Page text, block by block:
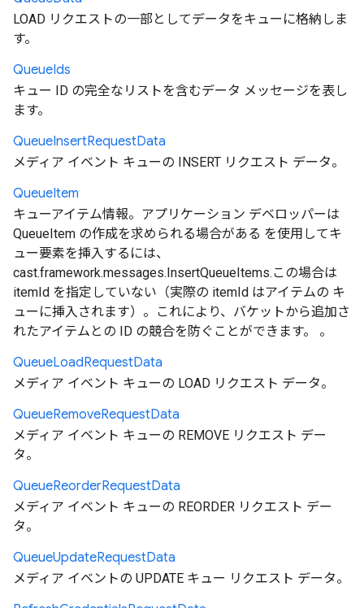
LOAD リクエストの一部としてデータをキューに格納しま
す。
QueueIds
キュー ID の完全なリストを含むデータ メッセージを表し
ます。
QueueInsertRequestData
メディア イベント キューの INSERT リクエスト データ。
QueueItem
キューアイテム情報。アプリケーション デベロッパーは
QueueItem の作成を求められる場合がある を使用してキ
ュー要素を挿入するには、
cast.framework.messages.InsertQueueItems.この場合は
itemId を指定していない（実際の itemId はアイテムの キ
ューに挿入されます）。これにより、バケットから追加さ
れたアイテムとの ID の競合を防ぐことができます。 。
QueueLoadRequestData
メディア イベント キューの LOAD リクエスト データ。
QueueRemoveRequestData
メディア イベント キューの REMOVE リクエスト デー
タ。
QueueReorderRequestData
メディア イベント キューの REORDER リクエスト デー
タ。
QueueUpdateRequestData
メディア イベントの UPDATE キュー リクエスト データ。